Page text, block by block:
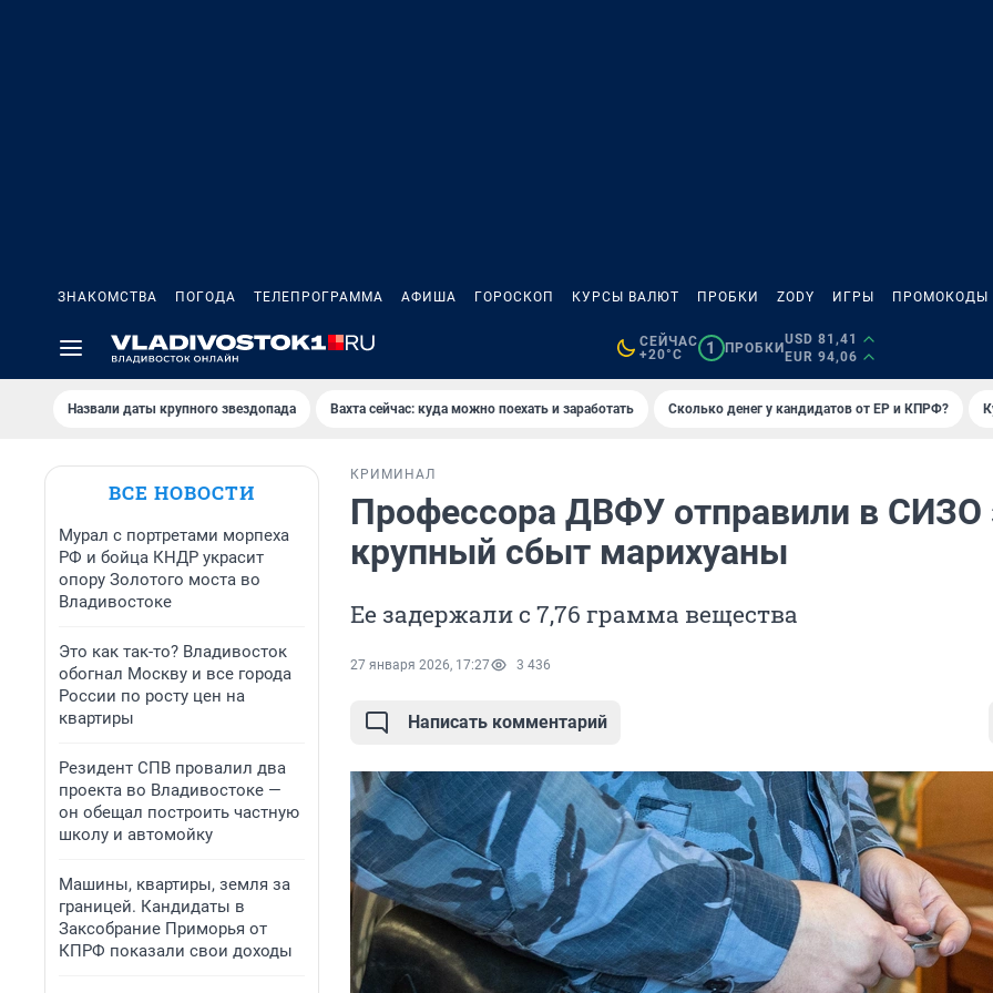
ЗНАКОМСТВА ПОГОДА ТЕЛЕПРОГРАММА АФИША ГОРОСКОП КУРСЫ ВАЛЮТ ПРОБКИ ZODY ИГРЫ ПРОМОКОДЫ
СЕЙЧАС
+20°C
1 ПРОБКИ
USD 81,41
EUR 94,06
Назвали даты крупного звездопада Вахта сейчас: куда можно поехать и заработать Сколько денег у кандидатов от ЕР и КПРФ?
ВСЕ НОВОСТИ
Мурал с портретами морпеха
РФ и бойца КНДР украсит
опору Золотого моста во
Владивостоке
Это как так-то? Владивосток
обогнал Москву и все города
России по росту цен на
квартиры
Резидент СПВ провалил два
проекта во Владивостоке —
он обещал построить частную
школу и автомойку
Машины, квартиры, земля за
границей. Кандидаты в
Заксобрание Приморья от
КПРФ показали свои доходы
КРИМИНАЛ
Профессора ДВФУ отправили в СИЗО
крупный сбыт марихуаны
Ее задержали с 7,76 грамма вещества
27 января 2026, 17:27 3 436
Написать комментарий